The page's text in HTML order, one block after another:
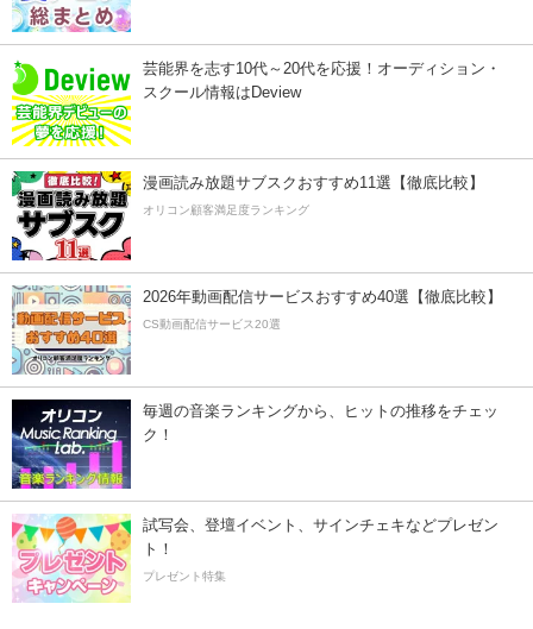
芸能界を志す10代～20代を応援！オーディション・
スクール情報はDeview
漫画読み放題サブスクおすすめ11選【徹底比較】
オリコン顧客満足度ランキング
2026年動画配信サービスおすすめ40選【徹底比較】
CS動画配信サービス20選
毎週の音楽ランキングから、ヒットの推移をチェッ
ク！
試写会、登壇イベント、サインチェキなどプレゼン
ト！
プレゼント特集